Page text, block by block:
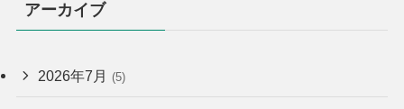
アーカイブ
2026年7月 (5)